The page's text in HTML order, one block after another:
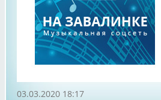
03.03.2020 18:17